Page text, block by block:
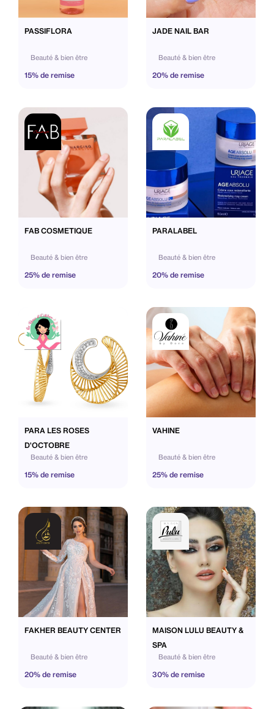
PASSIFLORA
Beauté & bien être
15% de remise
JADE NAIL BAR
Beauté & bien être
20% de remise
FAB COSMETIQUE
Beauté & bien être
25% de remise
PARALABEL
Beauté & bien être
20% de remise
PARA LES ROSES
D'OCTOBRE
Beauté & bien être
15% de remise
VAHINE
Beauté & bien être
25% de remise
FAKHER BEAUTY CENTER
Beauté & bien être
20% de remise
MAISON LULU BEAUTY &
SPA
Beauté & bien être
30% de remise